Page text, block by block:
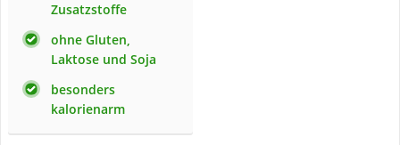
Zusatzstoffe
ohne Gluten,
Laktose und Soja
besonders
kalorienarm